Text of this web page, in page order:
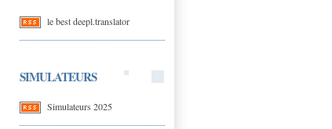
le best deepl.translator
SIMULATEURS
Simulateurs 2025